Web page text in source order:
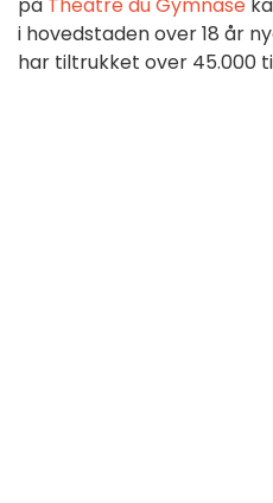
på Théâtre du Gymnase
i hovedstaden over 18 år
har tiltrukket over 45.000